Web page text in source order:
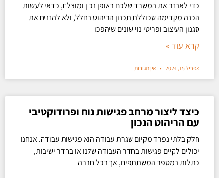
כדי לאבזר את המשרד שלכם באופן נכון ומוצלח, כדאי לעשות
הכנה מקדימה שכוללת תכנון הריהוט בחלל, ולא להזניח את
סגנון העיצוב ופריטי נוי שונים שיהפכו
קרא עוד »
אפריל 15, 2024 אין תגובות
כיצד ליצור מרחב פגישות נוח ופרודוקטיבי
עם הריהוט הנכון
חלק בלתי נפרד מקיום שגרת עבודה הוא פגישות עבודה. אנחנו
יכולים לקיים פגישות בחדר העבודה שלנו או בחדר ישיבות,
כתלות במספר המשתתפים, אך בכל חברה